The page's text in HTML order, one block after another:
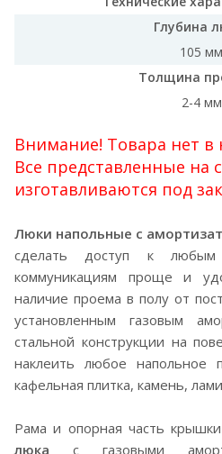
Глубина
105 мм
Толщина
2-4 мм
Внимание! Товара нет в
Все представленные на
изготавливаются под
Люки напольные с
сделать доступ к
коммуникациям проще и
наличие проема в полу от
установленным газовым
стальной конструкции на
наклеить любое напольное
кафельная плитка, камень,
Рама и опорная часть крышки
люка с газовыми